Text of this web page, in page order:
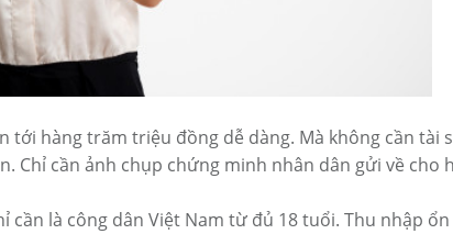
tới hàng trăm triệu đồng dễ dàng. Mà không cần tài
Chỉ cần ảnh chụp chứng minh nhân dân gửi về cho
cần là công dân Việt Nam từ đủ 18 tuổi. Thu nhập ổn